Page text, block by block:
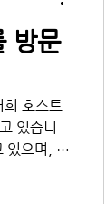
방문
호스트
있습니
있으며, 호